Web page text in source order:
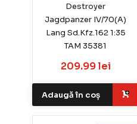
Destroyer
Jagdpanzer IV/70(A)
Lang Sd.Kfz.162 1:35
TAM 35381
209.99 lei
Adaugă în coș